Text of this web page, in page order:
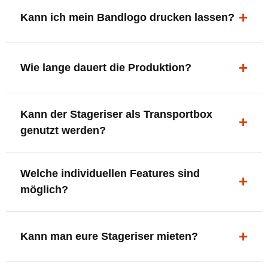
ergonomisch, sicher und gut sichtbar.
Kann ich mein Bandlogo drucken lassen?
deine Bühne, deine Marke.
Wie lange dauert die Produktion?
innerhalb Deutschlands kostenfrei.
Kann der Stageriser als Transportbox
genutzt werden?
oder Zubehör nutzen.
Welche individuellen Features sind
möglich?
XLR-Brücke / Schnittstelle
Setlist-Clip
Kann man eure Stageriser mieten?